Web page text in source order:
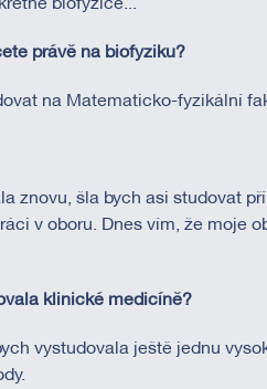
biofyzice...
právě na biofyziku?
na Matematicko-fyzikální
znovu, šla bych asi studovat
v oboru. Dnes vím, že moje
klinické medicíně?
vystudovala ještě jednu